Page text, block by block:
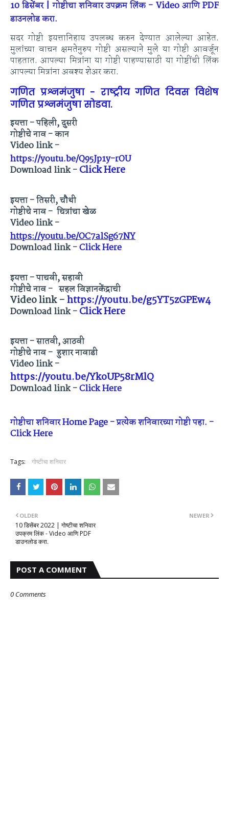
10 डिसेंबर | गोष्टीचा शनिवार उपक्रम लिंक - Video आणि PDF
डाउनलोड करा.
सदर गोष्टी इयत्तानिहाय उपलब्ध करुन देण्यात आलेल्या आहेत.
मुलांच्या वाचन क्षमतेनुरुप गोष्टी असल्याने मुले या गोष्टी आवर्जून
पाहतात. आपल्या मित्रांना या गोष्टी पाहण्यासाठी या गोष्टींची लिंक
आपल्या मित्रांना अवश्य शेअर करा.
गणित प्रश्नमंजुषा - राष्ट्रीय गणित दिवस विशेष
गणित प्रश्नमंजुषा सोडवा.
इयत्ता - पहिली, दुसरी
गोष्टीचे नाव - कान
Video link -
https://youtu.be/Q95Jp1y-rOU
Download link -Click Here
इयत्ता - तिसरी, चौथी
गोष्टीचे नाव - चित्रांचा खेळ
Video link -
https://youtu.be/OC7alSg67NY
Download link -Click Here
इयत्ता - पाचवी, सहावी
गोष्टीचे नाव - सहल विज्ञानकेंद्राची
Video link -https://youtu.be/g5YT5zGPEw4
Download link -Click Here
इयत्ता - सातवी, आठवी
गोष्टीचे नाव - हुशार नावाडी
Video link -
https://youtu.be/YkoUP58rMlQ
Download link -Click Here
गोष्टीचा शनिवार Home Page - प्रत्येक शनिवारच्या गोष्टी पहा. -
Click Here
Tags: गोष्टीचा शनिवार
NEWER
OLDER
10 डिसेंबर 2022 | गोष्टीचा शनिवार
उपक्रम लिंक - Video आणि PDF
डाउनलोड करा.
POST A COMMENT
0 Comments